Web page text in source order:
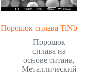
Порошок сплава TiNb
Порошок
сплава на
основе титана,
Металлический